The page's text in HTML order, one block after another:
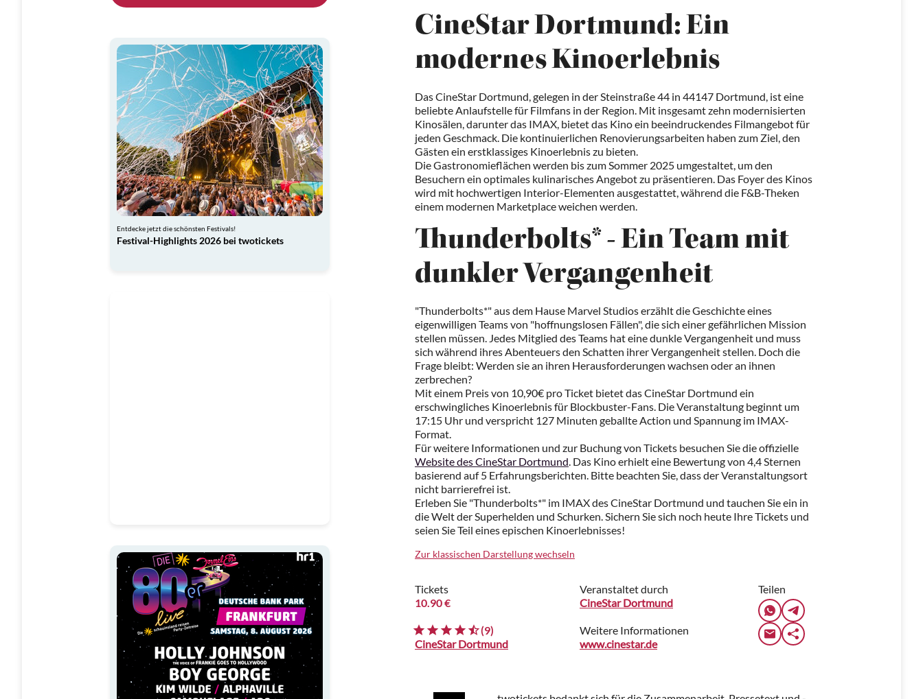
Entdecke jetzt die schönsten Festivals!
Festival-Highlights 2026 bei twotickets
CineStar Dortmund: Ein
modernes Kinoerlebnis
Das CineStar Dortmund, gelegen in der Steinstraße 44 in 44147 Dortmund, ist eine
beliebte Anlaufstelle für Filmfans in der Region. Mit insgesamt zehn modernisierten
Kinosälen, darunter das IMAX, bietet das Kino ein beeindruckendes Filmangebot für
jeden Geschmack. Die kontinuierlichen Renovierungsarbeiten haben zum Ziel, den
Gästen ein erstklassiges Kinoerlebnis zu bieten.
Die Gastronomieflächen werden bis zum Sommer 2025 umgestaltet, um den
Besuchern ein optimales kulinarisches Angebot zu präsentieren. Das Foyer des Kinos
wird mit hochwertigen Interior-Elementen ausgestattet, während die F&B-Theken
einem modernen Marketplace weichen werden.
Thunderbolts* - Ein Team mit
dunkler Vergangenheit
"Thunderbolts*" aus dem Hause Marvel Studios erzählt die Geschichte eines
eigenwilligen Teams von "hoffnungslosen Fällen", die sich einer gefährlichen Mission
stellen müssen. Jedes Mitglied des Teams hat eine dunkle Vergangenheit und muss
sich während ihres Abenteuers den Schatten ihrer Vergangenheit stellen. Doch die
Frage bleibt: Werden sie an ihren Herausforderungen wachsen oder an ihnen
zerbrechen?
Mit einem Preis von 10,90€ pro Ticket bietet das CineStar Dortmund ein
erschwingliches Kinoerlebnis für Blockbuster-Fans. Die Veranstaltung beginnt um
17:15 Uhr und verspricht 127 Minuten geballte Action und Spannung im IMAX-
Format.
Für weitere Informationen und zur Buchung von Tickets besuchen Sie die offizielle
Website des CineStar Dortmund. Das Kino erhielt eine Bewertung von 4,4 Sternen
basierend auf 5 Erfahrungsberichten. Bitte beachten Sie, dass der Veranstaltungsort
nicht barrierefrei ist.
Erleben Sie "Thunderbolts*" im IMAX des CineStar Dortmund und tauchen Sie ein in
die Welt der Superhelden und Schurken. Sichern Sie sich noch heute Ihre Tickets und
seien Sie Teil eines epischen Kinoerlebnisses!
Zur klassischen Darstellung wechseln
Tickets
10.90 €
(9)
CineStar Dortmund
Veranstaltet durch
CineStar Dortmund
Weitere Informationen
www.cinestar.de
Teilen